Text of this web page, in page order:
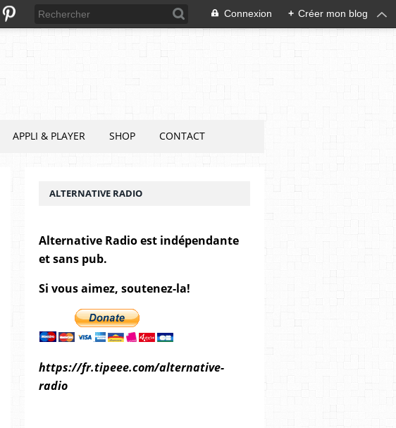
Connexion + Créer mon blog
APPLI & PLAYER SHOP CONTACT
ALTERNATIVE RADIO
Alternative Radio est indépendante
et sans pub.
Si vous aimez, soutenez-la!
https://fr.tipeee.com/alternative-
radio